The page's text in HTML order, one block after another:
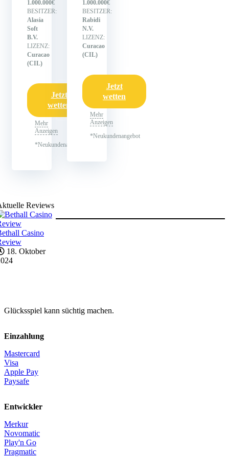
1.000.000€
BESITZER:
Alasia
Soft
B.V.
LIZENZ:
Curacao
(CIL)
Jetzt
wetten
Mehr
Anzeigen
*Neukundenangebot
1.000.000€
BESITZER:
Rabidi
N.V.
LIZENZ:
Curacao
(CIL)
Jetzt
wetten
Mehr
Anzeigen
*Neukundenangebot
Reviews
Casino
18. Oktober
Glücksspiel kann süchtig machen.
Einzahlung
Mastercard
Visa
Apple Pay
Paysafe
Entwickler
Merkur
Novomatic
Play'n Go
Pragmatic